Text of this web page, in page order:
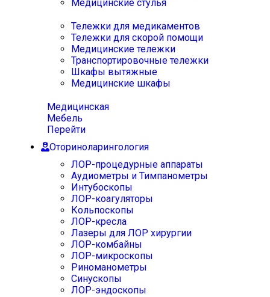
Медицинские стулья
Тележки для медикаментов
Тележки для скорой помощи
Медицинские тележки
Транспортировочные тележки
Шкафы вытяжные
Медицинские шкафы
Медицинская
Мебель
Перейти
Оториноларингология
ЛОР-процедурные аппараты
Аудиометры и Тимпанометры
Интубоскопы
ЛОР-коагуляторы
Кольпоскопы
ЛОР-кресла
Лазеры для ЛОР хирургии
ЛОР-комбайны
ЛОР-микроскопы
Риноманометры
Синускопы
ЛОР-эндоскопы